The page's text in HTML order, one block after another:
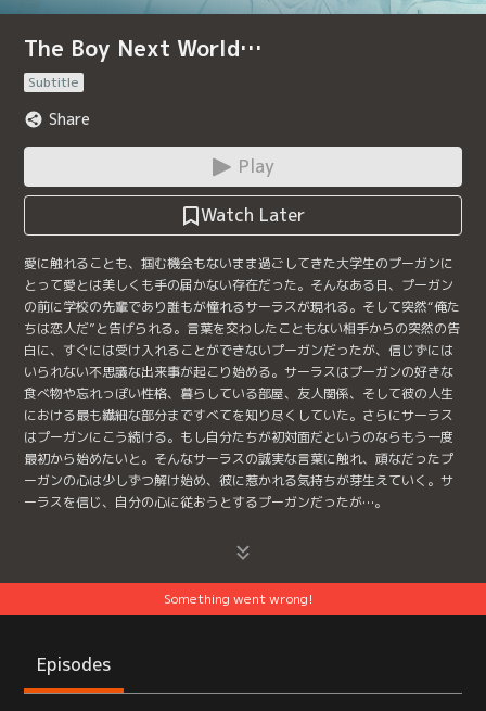
The Boy Next World…
Subtitle
Share
Play
Watch Later
愛に触れることも、掴む機会もないまま過ごしてきた大学生のプーガンに
とって愛とは美しくも手の届かない存在だった。そんなある日、プーガン
の前に学校の先輩であり誰もが憧れるサーラスが現れる。そして突然“俺た
ちは恋人だ”と告げられる。言葉を交わしたこともない相手からの突然の告
白に、すぐには受け入れることができないプーガンだったが、信じずには
いられない不思議な出来事が起こり始める。サーラスはプーガンの好きな
食べ物や忘れっぽい性格、暮らしている部屋、友人関係、そして彼の人生
における最も繊細な部分まですべてを知り尽くしていた。さらにサーラス
はプーガンにこう続ける。もし自分たちが初対面だというのならもう一度
最初から始めたいと。そんなサーラスの誠実な言葉に触れ、頑なだったプ
ーガンの心は少しずつ解け始め、彼に惹かれる気持ちが芽生えていく。サ
ーラスを信じ、自分の心に従おうとするプーガンだったが…。
Something went wrong!
Episodes